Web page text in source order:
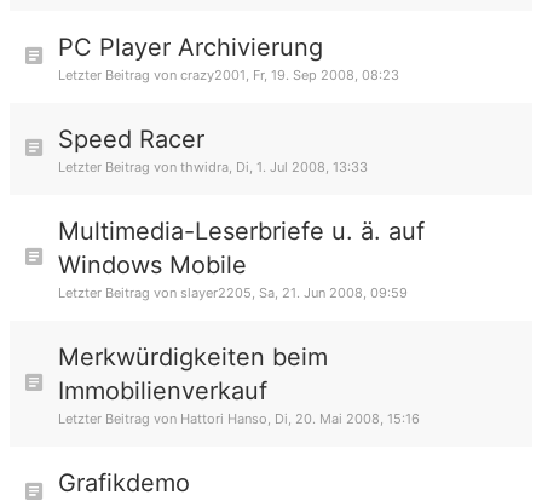
PC Player Archivierung
Letzter Beitrag von crazy2001, Fr, 19. Sep 2008, 08:23
Speed Racer
Letzter Beitrag von thwidra, Di, 1. Jul 2008, 13:33
Multimedia-Leserbriefe u. ä. auf
Windows Mobile
Letzter Beitrag von slayer2205, Sa, 21. Jun 2008, 09:59
Merkwürdigkeiten beim
Immobilienverkauf
Letzter Beitrag von Hattori Hanso, Di, 20. Mai 2008, 15:16
Grafikdemo